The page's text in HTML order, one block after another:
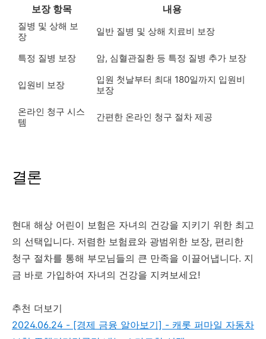
보장 항목 내용
질병 및 상해 보
장
일반 질병 및 상해 치료비 보장
특정 질병 보장 암, 심혈관질환 등 특정 질병 추가 보장
입원비 보장
입원 첫날부터 최대 180일까지 입원비
보장
온라인 청구 시스
템
간편한 온라인 청구 절차 제공
결론
현대 해상 어린이 보험은 자녀의 건강을 지키기 위한 최고
의 선택입니다. 저렴한 보험료와 광범위한 보장, 편리한
청구 절차를 통해 부모님들의 큰 만족을 이끌어냅니다. 지
금 바로 가입하여 자녀의 건강을 지켜보세요!
추천 더보기
2024.06.24 - [경제 금융 알아보기] - 캐롯 퍼마일 자동차